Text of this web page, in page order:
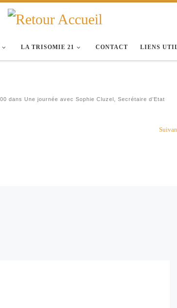
LA TRISOMIE 21 CONTACT LIENS
dans Une journée avec Sophie Cluzel, Secrétaire d’Etat